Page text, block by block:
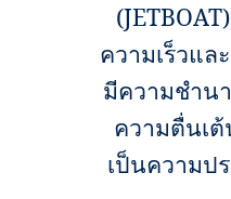
(JETBOAT)
ความเร็วแ
มีความชำน
ความตื่นเ
เป็นความป